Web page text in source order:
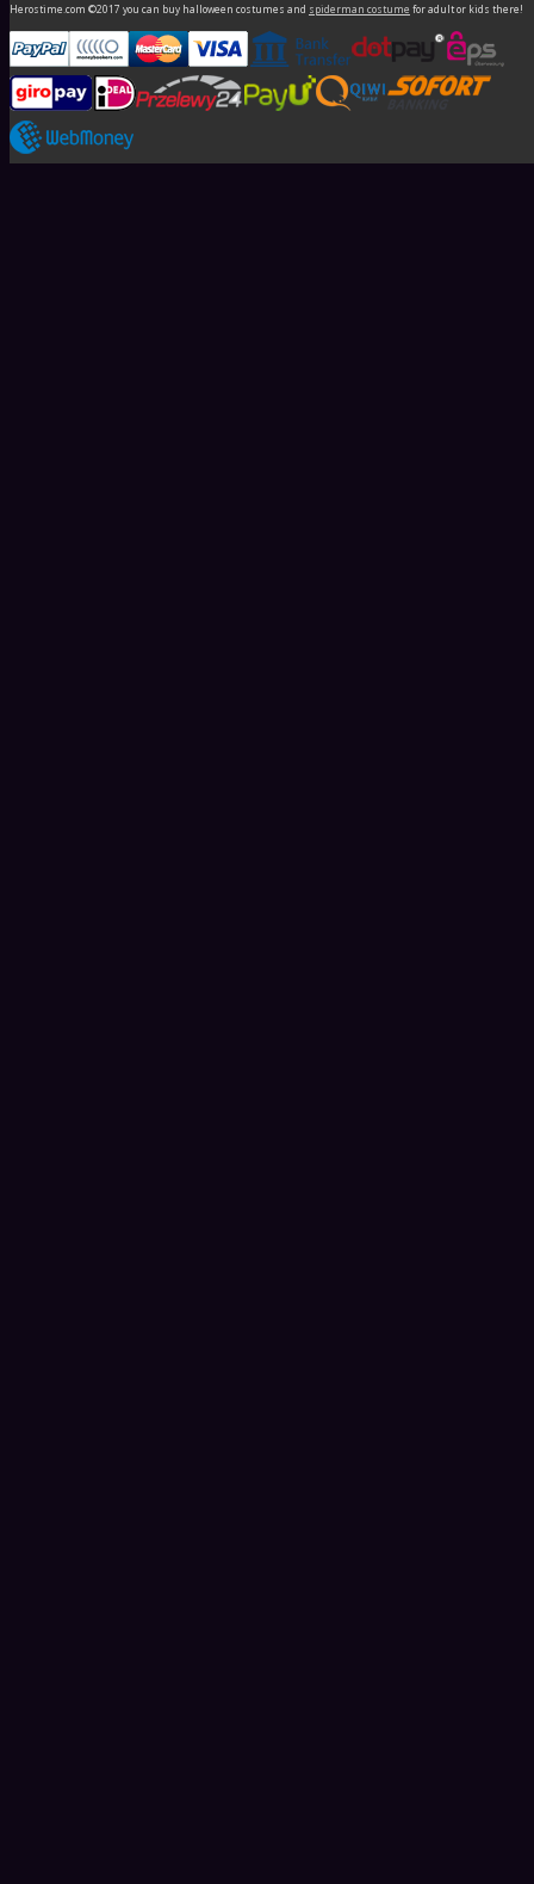
Herostime.com ©2017 you can buy halloween costumes and spiderman costume for adult or kids there!